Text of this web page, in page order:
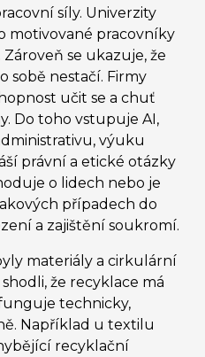
síly. Univerzity
motivované pracovníky
se ukazuje, že
sobě nestačí. Firmy
učit se a chuť
Do toho vstupuje AI,
výuku
právní a etické otázky
o lidech nebo je
případech do
a zajištění soukromí.
materiály a cirkulární
že recyklace má
technicky,
Například u textilu
recyklační